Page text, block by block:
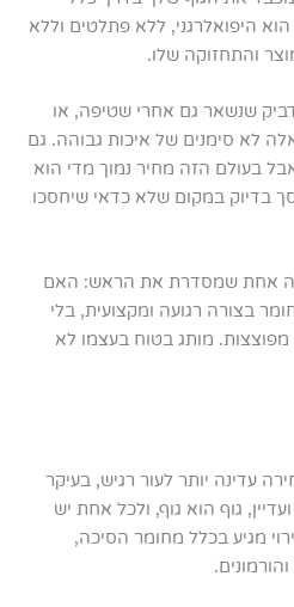
היפואלרגני, ללא פתלטים וללא
והתחזוקה שלו.
שנשאר גם אחרי שטיפה, או
לא סימנים של איכות גבוהה. גם
אבל בעולם הזה מחיר נמוך מדי הוא
בדיוק במקום שלא כדאי שיחסכו
אחת שמסדרת את הראש: האם
בצורה רגועה ומקצועית, בלי
מותג בטוח בעצמו לא
עדינה יותר לעור רגיש, בעיקר
גוף הוא גוף, ולכל אחת יש
מגיע בכלל מחומר הסיכה,